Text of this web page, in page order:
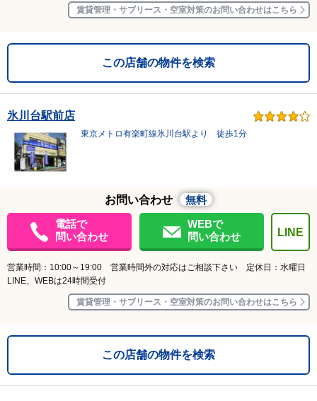
賃貸管理・サブリース・空室対策のお問い合わせはこちら
この店舗の物件を検索
氷川台駅前店
東京メトロ有楽町線氷川台駅より 徒歩1分
お問い合わせ
無料
電話で
問い合わせ
WEBで
問い合わせ
LINE
営業時間：10:00～19:00 営業時間外の対応はご相談下さい 定休日：水曜日
LINE、WEBは24時間受付
賃貸管理・サブリース・空室対策のお問い合わせはこちら
この店舗の物件を検索